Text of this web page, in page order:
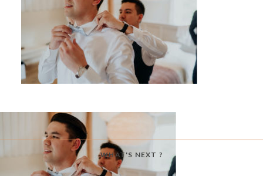
WHAT'S NEXT ?
A PROPOS
PORTFOLIO
JOURNAL